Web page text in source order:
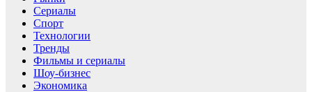
Сериалы
Спорт
Технологии
Тренды
Фильмы и сериалы
Шоу-бизнес
Экономика